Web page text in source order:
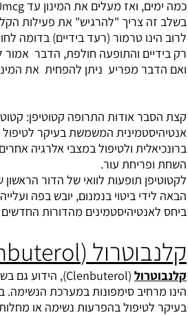
בשלב זה צריך "להרגיש" את פעילות
לרוב הינו טרמור (רעד בידיים) בדומה
רק בידיים והתופעה חולפת, הדבר אמור
ואם הדבר מפריע ניתן להפחית את
קצת הסבר אודות התרופה קטוטיפן:
אנטיהיסטמינית המשמשת בעיקר
ברונכיאלית ולטיפול במצבי אלרגיה
השחת ופריחת עור.
לקטוטיפן תופעות לוואי של הדור
הבאה לידי ביטוי בנמנום, יובש בפה
ביחס לאנטיהיסטמינים מהדורות החדשים
קלנבוטרול (Clenbuterol)
קלנבוטרול
הינו מרחיב סימפונות במערכת
בעיקר לטיפול בהפרעות נשימה או מחלות